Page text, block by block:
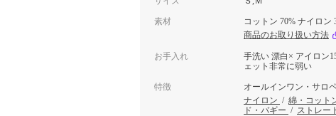
素材
コットン 70% ナイロン
商品のお取り扱い方法
お手入れ
手洗い 漂白× アイロン
ェット非常に弱い
特徴
オールインワン・サロ
ナイロン / 綿・コット
ド・バギー / ストレー